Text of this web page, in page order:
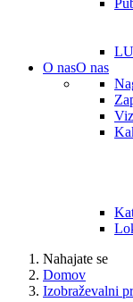
O nasO nas
Nahajate se
Domov
Izobraževalni